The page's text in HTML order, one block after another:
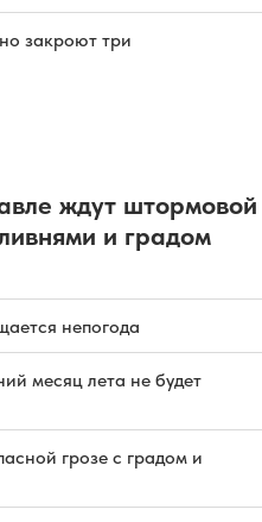
закроют три
ждут штормовой
и градом
непогода
месяц лета не будет
грозе с градом и